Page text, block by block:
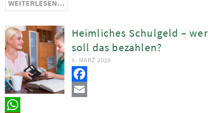
WEITERLESEN…
Heimliches Schulgeld – wer
soll das bezahlen?
5. MÄRZ 2020
Facebook
Email